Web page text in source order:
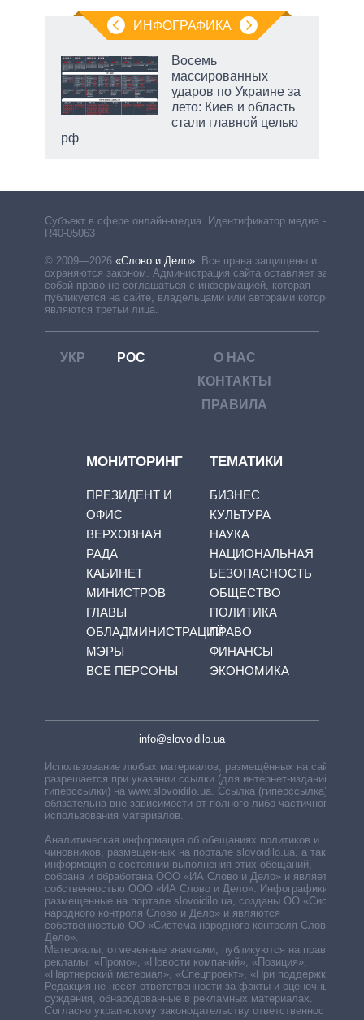
ИНФОГРАФИКА
Восемь
массированных
ударов по Украине за
лето: Киев и область
стали главной целью
рф
Субъект в сфере онлайн-медиа. Идентификатор медиа –
R40-05063
© 2009—2026 «Слово и Дело»
Все права защищены и
охраняются законом. Администрация сайта оставляет за
собой право не соглашаться с информацией, которая
публикуется на сайте, владельцами или авторами которой
являются третьи лица.
УКР РОС
О НАС
КОНТАКТЫ
ПРАВИЛА
МОНИТОРИНГ
ПРЕЗИДЕНТ И
ОФИС
ВЕРХОВНАЯ
РАДА
КАБИНЕТ
МИНИСТРОВ
ГЛАВЫ
ОБЛАДМИНИСТРАЦИЙ
МЭРЫ
ВСЕ ПЕРСОНЫ
ТЕМАТИКИ
БИЗНЕС
КУЛЬТУРА
НАУКА
НАЦИОНАЛЬНАЯ
БЕЗОПАСНОСТЬ
ОБЩЕСТВО
ПОЛИТИКА
ПРАВО
ФИНАНСЫ
ЭКОНОМИКА
info@slovoidilo.ua
Использование любых материалов, размещённых на сайте,
разрешается при указании ссылки (для интернет-изданий —
гиперссылки) на www.slovoidilo.ua. Ссылка (гиперссылка)
обязательна вне зависимости от полного либо частичного
использования материалов.
Аналитическая информация об обещаниях политиков и
чиновников, размещенных на портале slovoidilo.ua, а также
информация о состоянии выполнения этих обещаний,
собрана и обработана ООО «ИА Слово и Дело» и является
собственностью ООО «ИА Слово и Дело». Инфографики,
размещенные на портале slovoidilo.ua, созданы ОО «Система
народного контроля Слово и Дело» и являются
собственностью ОО «Система народного контроля Слово и
Дело».
Материалы, отмеченные значками, публикуются на правах
рекламы: «Промо», «Новости компаний», «Позиция»,
«Партнерский материал», «Спецпроект», «При поддержке».
Редакция не несет ответственности за факты и оценочные
суждения, обнародованные в рекламных материалах.
Согласно украинскому законодательству ответственность за